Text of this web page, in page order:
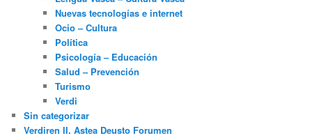
Nuevas tecnologías e internet
Ocio – Cultura
Política
Psicología – Educación
Salud – Prevención
Turismo
Verdi
Sin categorizar
Verdiren II. Astea Deusto Forumen